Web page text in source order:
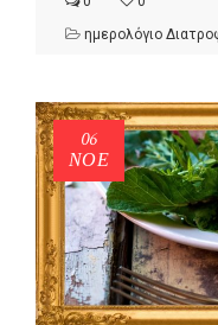
ημερολόγιο
06
ΝΟΈ